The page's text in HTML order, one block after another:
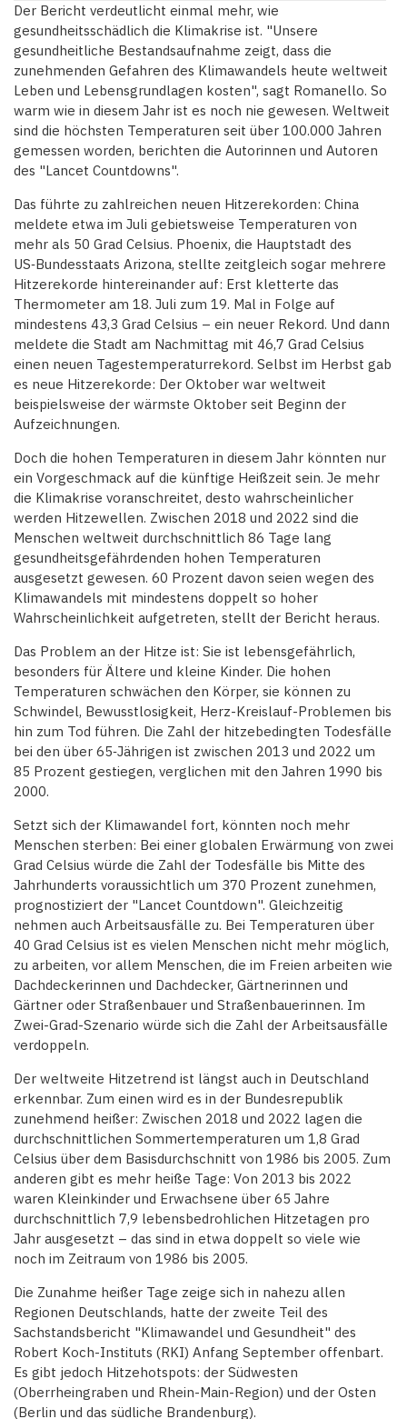
Der Bericht verdeutlicht einmal mehr, wie
gesundheitsschädlich die Klimakrise ist. "Unsere
gesundheitliche Bestandsaufnahme zeigt, dass die
zunehmenden Gefahren des Klimawandels heute weltweit
Leben und Lebensgrundlagen kosten", sagt Romanello. So
warm wie in diesem Jahr ist es noch nie gewesen. Weltweit
sind die höchsten Temperaturen seit über 100.000 Jahren
gemessen worden, berichten die Autorinnen und Autoren
des "Lancet Countdowns".
Das führte zu zahlreichen neuen Hitzerekorden: China
meldete etwa im Juli gebietsweise Temperaturen von
mehr als 50 Grad Celsius. Phoenix, die Hauptstadt des
US‑Bundesstaats Arizona, stellte zeitgleich sogar mehrere
Hitzerekorde hinter­einander auf: Erst kletterte das
Thermometer am 18. Juli zum 19. Mal in Folge auf
mindestens 43,3 Grad Celsius – ein neuer Rekord. Und dann
meldete die Stadt am Nachmittag mit 46,7 Grad Celsius
einen neuen Tages­temperaturrekord. Selbst im Herbst gab
es neue Hitzerekorde: Der Oktober war weltweit
beispielsweise der wärmste Oktober seit Beginn der
Aufzeichnungen.
Doch die hohen Temperaturen in diesem Jahr könnten nur
ein Vorgeschmack auf die künftige Heißzeit sein. Je mehr
die Klimakrise voranschreitet, desto wahrscheinlicher
werden Hitzewellen. Zwischen 2018 und 2022 sind die
Menschen weltweit durchschnittlich 86 Tage lang
gesundheitsgefährdenden hohen Temperaturen
ausgesetzt gewesen. 60 Prozent davon seien wegen des
Klimawandels mit mindestens doppelt so hoher
Wahrscheinlichkeit aufgetreten, stellt der Bericht heraus.
Das Problem an der Hitze ist: Sie ist lebensgefährlich,
besonders für Ältere und kleine Kinder. Die hohen
Temperaturen schwächen den Körper, sie können zu
Schwindel, Bewusstlosigkeit, Herz-Kreislauf-Problemen bis
hin zum Tod führen. Die Zahl der hitzebedingten Todesfälle
bei den über 65‑Jährigen ist zwischen 2013 und 2022 um
85 Prozent gestiegen, verglichen mit den Jahren 1990 bis
2000.
Setzt sich der Klimawandel fort, könnten noch mehr
Menschen sterben: Bei einer globalen Erwärmung von zwei
Grad Celsius würde die Zahl der Todesfälle bis Mitte des
Jahrhunderts voraussichtlich um 370 Prozent zunehmen,
prognostiziert der "Lancet Countdown". Gleichzeitig
nehmen auch Arbeitsausfälle zu. Bei Temperaturen über
40 Grad Celsius ist es vielen Menschen nicht mehr möglich,
zu arbeiten, vor allem Menschen, die im Freien arbeiten wie
Dachdeckerinnen und Dachdecker, Gärtnerinnen und
Gärtner oder Straßenbauer und Straßenbauerinnen. Im
Zwei-Grad-Szenario würde sich die Zahl der Arbeitsausfälle
verdoppeln.
Der weltweite Hitzetrend ist längst auch in Deutschland
erkennbar. Zum einen wird es in der Bundesrepublik
zunehmend heißer: Zwischen 2018 und 2022 lagen die
durchschnittlichen Sommertemperaturen um 1,8 Grad
Celsius über dem Basisdurchschnitt von 1986 bis 2005. Zum
anderen gibt es mehr heiße Tage: Von 2013 bis 2022
waren Kleinkinder und Erwachsene über 65 Jahre
durchschnittlich 7,9 lebensbedrohlichen Hitzetagen pro
Jahr ausgesetzt – das sind in etwa doppelt so viele wie
noch im Zeitraum von 1986 bis 2005.
Die Zunahme heißer Tage zeige sich in nahezu allen
Regionen Deutschlands, hatte der zweite Teil des
Sachstandsbericht "Klimawandel und Gesundheit" des
Robert Koch-Instituts (RKI) Anfang September offenbart.
Es gibt jedoch Hitzehotspots: der Südwesten
(Oberrheingraben und Rhein-Main-Region) und der Osten
(Berlin und das südliche Brandenburg).